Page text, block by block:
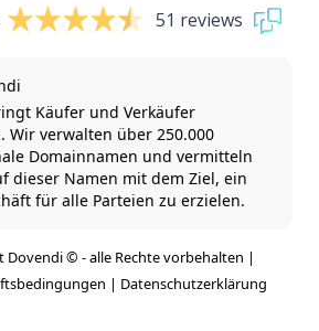
51 reviews
Käufer und Verkäufer
Wir verwalten über 250.000
Domainnamen und vermitteln
dieser Namen mit dem Ziel, ein
für alle Parteien zu erzielen.
Dovendi © - alle Rechte vorbehalten |
| Datenschutzerklärung